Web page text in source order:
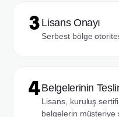
Lisans Onayı
Serbest bölge
Belgelerinin
Lisans, kuruluş
belgelerin müşteriye